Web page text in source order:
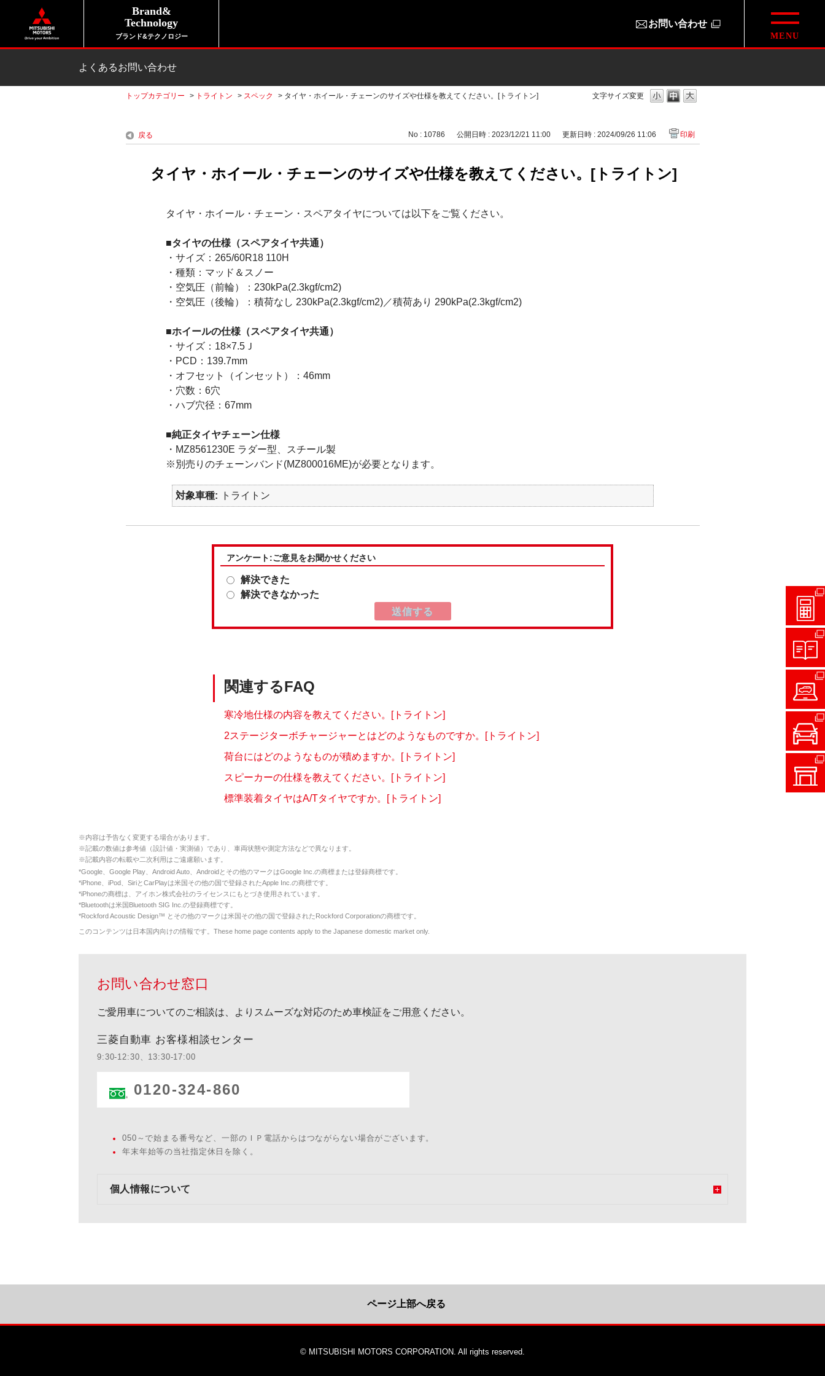
Brand&
Technology
ブランド&テクノロジー
お問い合わせ
よくあるお問い合わせ
文字サイズ変更
トップカテゴリー > トライトン > スペック > タイヤ・ホイール・チェーンのサイズや仕様を教えてください。[トライトン]
戻る No : 10786 公開日時 : 2023/12/21 11:00 更新日時 : 2024/09/26 11:06 印刷
タイヤ・ホイール・チェーンのサイズや仕様を教えてください。[トライトン]
タイヤ・ホイール・チェーン・スペアタイヤについては以下をご覧ください。
■タイヤの仕様（スペアタイヤ共通）
・サイズ：265/60R18 110H
・種類：マッド＆スノー
・空気圧（前輪）：230kPa(2.3kgf/cm2)
・空気圧（後輪）：積荷なし 230kPa(2.3kgf/cm2)／積荷あり 290kPa(2.3kgf/cm2)
■ホイールの仕様（スペアタイヤ共通）
・サイズ：18×7.5Ｊ
・PCD：139.7mm
・オフセット（インセット）：46mm
・穴数：6穴
・ハブ穴径：67mm
■純正タイヤチェーン仕様
・MZ8561230E ラダー型、スチール製
※別売りのチェーンバンド(MZ800016ME)が必要となります。
対象車種 トライトン
アンケート:ご意見をお聞かせください
解決できた
解決できなかった
関連するFAQ
寒冷地仕様の内容を教えてください。[トライトン]
2ステージターボチャージャーとはどのようなものですか。[トライトン]
荷台にはどのようなものが積めますか。[トライトン]
スピーカーの仕様を教えてください。[トライトン]
標準装着タイヤはA/Tタイヤですか。[トライトン]
※内容は予告なく変更する場合があります。
※記載の数値は参考値（設計値・実測値）であり、車両状態や測定方法などで異なります。
※記載内容の転載や二次利用はご遠慮願います。
*Google、Google Play、Android Auto、Androidとその他のマークはGoogle Inc.の商標または登録商標です。
*iPhone、iPod、SiriとCarPlayは米国その他の国で登録されたApple Inc.の商標です。
*iPhoneの商標は、アイホン株式会社のライセンスにもとづき使用されています。
*Bluetoothは米国Bluetooth SIG Inc.の登録商標です。
*Rockford Acoustic Design™ とその他のマークは米国その他の国で登録されたRockford Corporationの商標です。
このコンテンツは日本国内向けの情報です。These home page contents apply to the Japanese domestic market only.
お問い合わせ窓口
ご愛用車についてのご相談は、よりスムーズな対応のため車検証をご用意ください。
三菱自動車 お客様相談センター
9:30-12:30、13:30-17:00
0120-324-860
050～で始まる番号など、一部のＩＰ電話からはつながらない場合がございます。
年末年始等の当社指定休日を除く。
個人情報について
ページ上部へ戻る
© MITSUBISHI MOTORS CORPORATION. All rights reserved.